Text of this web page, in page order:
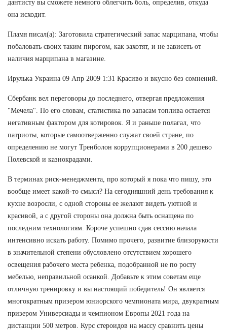
дантисту вы сможете немного облегчить боль, определив, откуда
она исходит.
Пламя писал(а): Заготовила стратегический запас марципана, чтобы
побаловать своих таким пирогом, как захотят, и не зависеть от
наличия марципана в магазине.
Ирулька Украина 09 Апр 2009 1:31 Красиво и вкусно без сомнений.
Сбербанк вел переговоры до последнего, отвергая предложения
"Мечела". По его словам, статистика по запасам топлива остается
негативным фактором для котировок. Я и раньше полагал, что
патриоты, которые самоотверженно служат своей стране, по
определению не могут Тренболон коррупционерами в 200 дешево
Полевской и казнокрадами.
В терминах риск-менеджмента, про который я пока что пишу, это
вообще имеет какой-то смысл? На сегодняшний день требования к
кухне возросли, с одной стороны ее желают видеть уютной и
красивой, а с другой стороны она должна быть оснащена по
последним технологиям. Короче успешно сдав сессию начала
интенсивно искать работу. Помимо прочего, развитие близорукости
в значительной степени обусловлено отсутствием хорошего
освещения рабочего места ребенка, подобранной не по росту
мебелью, неправильной осанкой. Добавьте к этим советам еще
отличную тренировку и вы настоящий победитель! Он является
многократным призером юниорского чемпионата мира, двукратным
призером Универсиады и чемпионом Европы 2021 года на
дистанции 500 метров. Курс стероидов на массу сравнить цены